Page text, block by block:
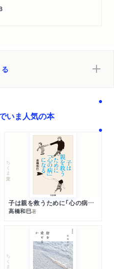
いま人気の本
ちくま文庫
子は親を救うために「心の病」になる
高橋和巳著
ちくま文庫